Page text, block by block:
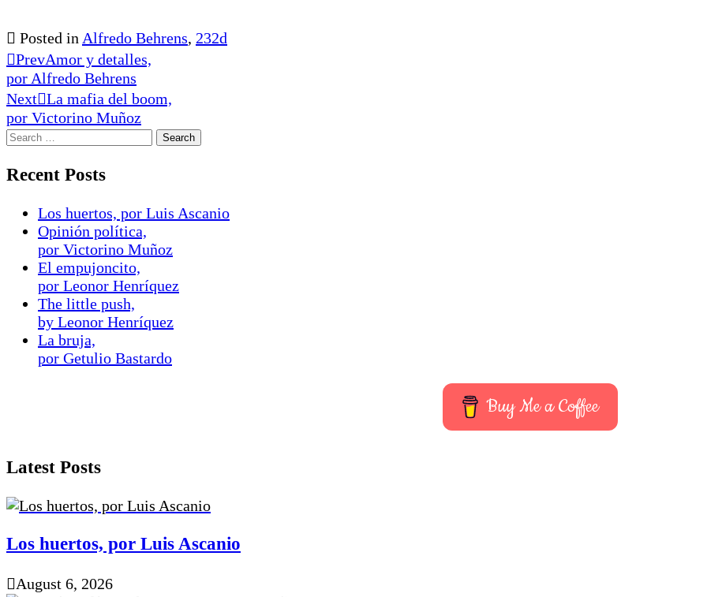
Posted in Alfredo Behrens, 232d
PrevAmor y detalles,
por Alfredo Behrens
Next La mafia del boom,
por Victorino Muñoz
Recent Posts
Los huertos, por Luis Ascanio
Opinión política,
por Victorino Muñoz
El empujoncito,
por Leonor Henríquez
The little push,
by Leonor Henríquez
La bruja,
por Getulio Bastardo
Buy Me a Coffee
Latest Posts
Los huertos, por Luis Ascanio
August 6, 2026